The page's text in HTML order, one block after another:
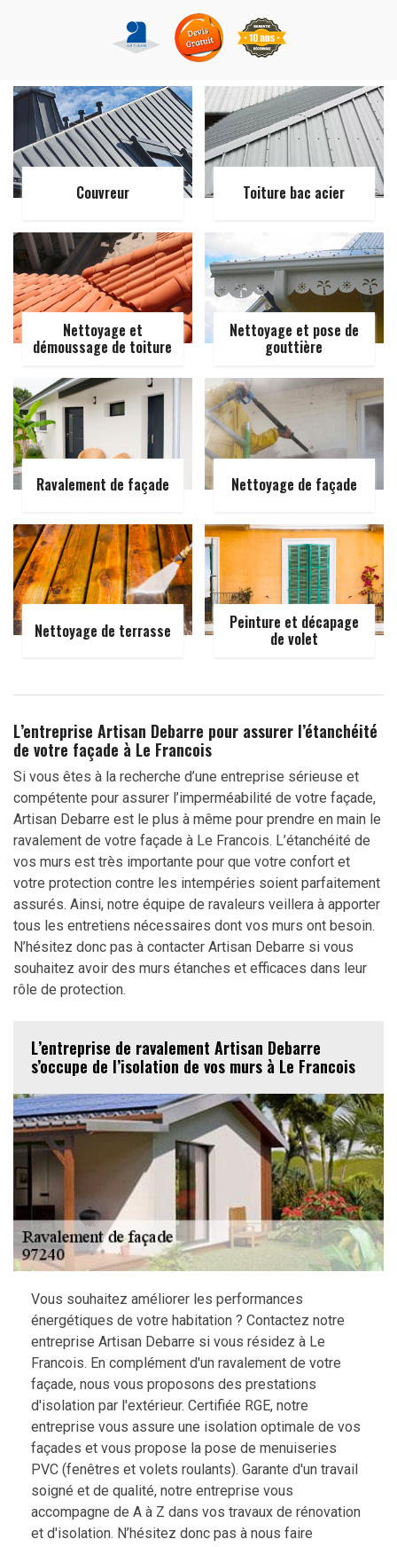
Couvreur Toiture bac acier
Nettoyage et
démoussage de toiture
Nettoyage et pose de
gouttière
Ravalement de façade Nettoyage de façade
Nettoyage de terrasse Peinture et décapage
de volet
L’entreprise Artisan Debarre pour assurer l’étanchéité
de votre façade à Le Francois
Si vous êtes à la recherche d’une entreprise sérieuse et
compétente pour assurer l’imperméabilité de votre façade,
Artisan Debarre est le plus à même pour prendre en main le
ravalement de votre façade à Le Francois. L’étanchéité de
vos murs est très importante pour que votre confort et
votre protection contre les intempéries soient parfaitement
assurés. Ainsi, notre équipe de ravaleurs veillera à apporter
tous les entretiens nécessaires dont vos murs ont besoin.
N’hésitez donc pas à contacter Artisan Debarre si vous
souhaitez avoir des murs étanches et efficaces dans leur
rôle de protection.
L’entreprise de ravalement Artisan Debarre
s’occupe de l’isolation de vos murs à Le Francois
Vous souhaitez améliorer les performances
énergétiques de votre habitation ? Contactez notre
entreprise Artisan Debarre si vous résidez à Le
Francois. En complément d'un ravalement de votre
façade, nous vous proposons des prestations
d'isolation par l'extérieur. Certifiée RGE, notre
entreprise vous assure une isolation optimale de vos
façades et vous propose la pose de menuiseries
PVC (fenêtres et volets roulants). Garante d'un travail
soigné et de qualité, notre entreprise vous
accompagne de A à Z dans vos travaux de rénovation
et d'isolation. N’hésitez donc pas à nous faire